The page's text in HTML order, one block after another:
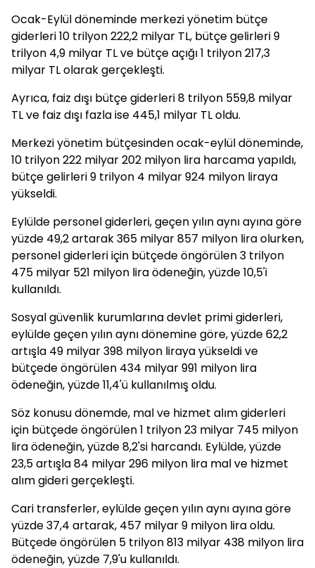
Ocak-Eylül döneminde merkezi yönetim bütçe
giderleri 10 trilyon 222,2 milyar TL, bütçe gelirleri 9
trilyon 4,9 milyar TL ve bütçe açığı 1 trilyon 217,3
milyar TL olarak gerçekleşti.
Ayrıca, faiz dışı bütçe giderleri 8 trilyon 559,8 milyar
TL ve faiz dışı fazla ise 445,1 milyar TL oldu.
Merkezi yönetim bütçesinden ocak-eylül döneminde,
10 trilyon 222 milyar 202 milyon lira harcama yapıldı,
bütçe gelirleri 9 trilyon 4 milyar 924 milyon liraya
yükseldi.
Eylülde personel giderleri, geçen yılın aynı ayına göre
yüzde 49,2 artarak 365 milyar 857 milyon lira olurken,
personel giderleri için bütçede öngörülen 3 trilyon
475 milyar 521 milyon lira ödeneğin, yüzde 10,5'i
kullanıldı.
Sosyal güvenlik kurumlarına devlet primi giderleri,
eylülde geçen yılın aynı dönemine göre, yüzde 62,2
artışla 49 milyar 398 milyon liraya yükseldi ve
bütçede öngörülen 434 milyar 991 milyon lira
ödeneğin, yüzde 11,4'ü kullanılmış oldu.
Söz konusu dönemde, mal ve hizmet alım giderleri
için bütçede öngörülen 1 trilyon 23 milyar 745 milyon
lira ödeneğin, yüzde 8,2'si harcandı. Eylülde, yüzde
23,5 artışla 84 milyar 296 milyon lira mal ve hizmet
alım gideri gerçekleşti.
Cari transferler, eylülde geçen yılın aynı ayına göre
yüzde 37,4 artarak, 457 milyar 9 milyon lira oldu.
Bütçede öngörülen 5 trilyon 813 milyar 438 milyon lira
ödeneğin, yüzde 7,9'u kullanıldı.